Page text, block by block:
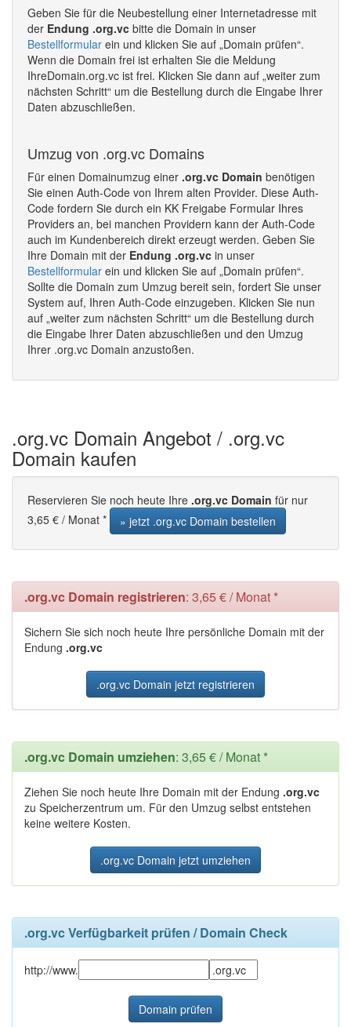
Geben Sie für die Neubestellung einer Internetadresse mit
der Endung .org.vc bitte die Domain in unser
Bestellformular ein und klicken Sie auf „Domain prüfen“.
Wenn die Domain frei ist erhalten Sie die Meldung
IhreDomain.org.vc ist frei. Klicken Sie dann auf „weiter zum
nächsten Schritt“ um die Bestellung durch die Eingabe Ihrer
Daten abzuschließen.
Umzug von .org.vc Domains
Für einen Domainumzug einer .org.vc Domain benötigen
Sie einen Auth-Code von Ihrem alten Provider. Diese Auth-
Code fordern Sie durch ein KK Freigabe Formular Ihres
Providers an, bei manchen Providern kann der Auth-Code
auch im Kundenbereich direkt erzeugt werden. Geben Sie
Ihre Domain mit der Endung .org.vc in unser
Bestellformular ein und klicken Sie auf „Domain prüfen“.
Sollte die Domain zum Umzug bereit sein, fordert Sie unser
System auf, Ihren Auth-Code einzugeben. Klicken Sie nun
auf „weiter zum nächsten Schritt“ um die Bestellung durch
die Eingabe Ihrer Daten abzuschließen und den Umzug
Ihrer .org.vc Domain anzustoßen.
.org.vc Domain Angebot / .org.vc
Domain kaufen
Reservieren Sie noch heute Ihre .org.vc Domain für nur
3,65 € / Monat *
» jetzt .org.vc Domain bestellen
.org.vc Domain registrieren: 3,65 € / Monat *
Sichern Sie sich noch heute Ihre persönliche Domain mit der
Endung .org.vc
.org.vc Domain jetzt registrieren
.org.vc Domain umziehen: 3,65 € / Monat *
Ziehen Sie noch heute Ihre Domain mit der Endung .org.vc
zu Speicherzentrum um. Für den Umzug selbst entstehen
keine weitere Kosten.
.org.vc Domain jetzt umziehen
.org.vc Verfügbarkeit prüfen / Domain Check
http://www.